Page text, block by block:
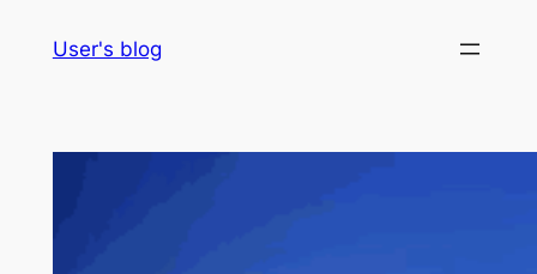
User's blog